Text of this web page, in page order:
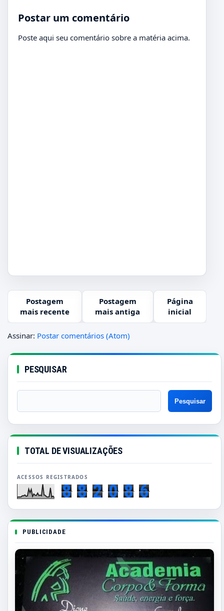
Postar um comentário
Poste aqui seu comentário sobre a matéria acima.
Postagem
mais recente
Postagem
mais antiga
Página
inicial
Assinar: Postar comentários (Atom)
PESQUISAR
TOTAL DE VISUALIZAÇÕES
8 8 2 0 8 6
PUBLICIDADE